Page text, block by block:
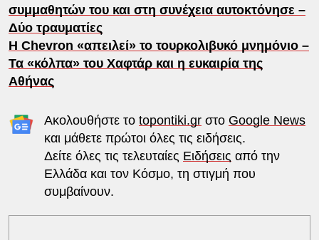
συμμαθητών του και στη συνέχεια αυτοκτόνησε –
Δύο τραυματίες
Η Chevron «απειλεί» το τουρκολιβυκό μνημόνιο –
Τα «κόλπα» του Χαφτάρ και η ευκαιρία της
Αθήνας
Ακολουθήστε το topontiki.grστο Google News
και μάθετε πρώτοι όλες τις ειδήσεις.
Δείτε όλες τις τελευταίες Ειδήσεις από την
Ελλάδα και τον Κόσμο, τη στιγμή που
συμβαίνουν.